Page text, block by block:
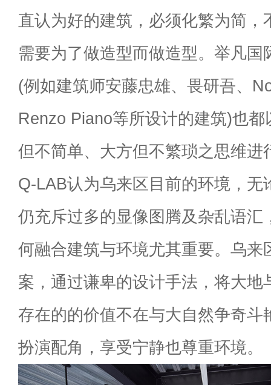
直认为好的建筑，必须化繁为简，
需要为了做造型而做造型。举凡国
(例如建筑师安藤忠雄、畏研吾、
Renzo Piano等所设计的建筑)也
但不简单、大方但不繁琐之思维进
Q-LAB认为乌来区目前的环境，无
仍充斥过多的显像图腾及杂乱语汇
何融合建筑与环境尤其重要。乌来
案，通过谦卑的设计手法，将大地
存在的的价值不在与大自然争奇斗
扮演配角，享受宁静也尊重环境。